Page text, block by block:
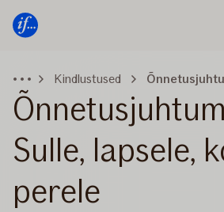
Kindlustused
Sulle, lapsele,
perele